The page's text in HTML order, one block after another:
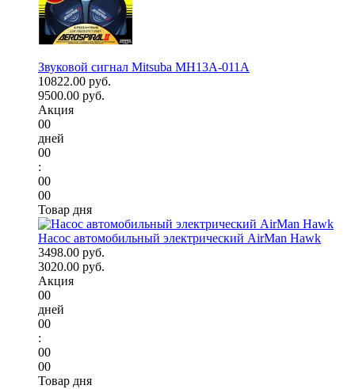
Звуковой сигнал Mitsuba MH13A-011A
10822.00 руб.
9500.00 руб.
Акция
00
дней
00
:
00
00
Товар дня
Насос автомобильный электрический AirMan Hawk
3498.00 руб.
3020.00 руб.
Акция
00
дней
00
:
00
00
Товар дня